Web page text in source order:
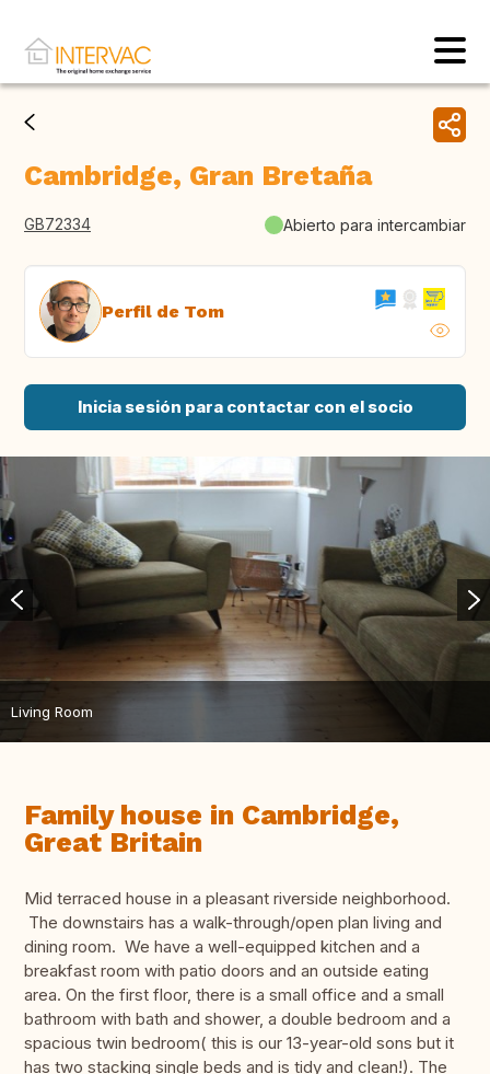
Cambridge, Gran Bretaña
GB72334 Abierto para intercambiar
Perfil de Tom
Inicia sesión para contactar con el socio
Living Room
Family house in Cambridge,
Great Britain
Mid terraced house in a pleasant riverside neighborhood.
The downstairs has a walk-through/open plan living and
dining room. We have a well-equipped kitchen and a
breakfast room with patio doors and an outside eating
area. On the first floor, there is a small office and a small
bathroom with bath and shower, a double bedroom and a
spacious twin bedroom( this is our 13-year-old sons but it
has two stacking single beds and is tidy and clean!). The